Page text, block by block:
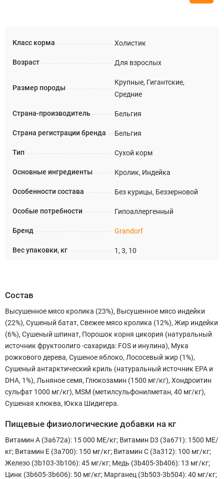
Класс корма Холистик
Возраст Для взрослых
Размер породы
Крупные, Гигантские,
Средние
Страна-производитель Бельгия
Страна регистрации бренда Бельгия
Тип Сухой корм
Основные ингредиенты Кролик, Индейка
Особенности состава Без курицы, Беззерновой
Особые потребности Гипоаллергенный
Бренд Grandorf
Вес упаковки, кг 1, 3, 10
Состав
Высушенное мясо кролика (23%), Высушенное мясо индейки
(22%), Сушеный батат, Свежее мясо кролика (12%), Жир индейки
(6%), Сушеный шпинат, Порошок корня цикория (натуральный
источник фруктоолиго -сахарида: FOS и инулина), Мука
рожкового дерева, Сушеное яблоко, Лососевый жир (1%),
Сушеный антарктический криль (натуральный источник EPA и
DHA, 1%), Льняное семя, Глюкозамин (1500 мг/кг), Хондроитин
сульфат 1000 мг/кг), MSM (метилсульфонилметан, 40 мг/кг),
Сушеная клюква, Юкка Шидигера.
Пищевые физиологические добавки на кг
Витамин А (3a672a): 15 000 МЕ/кг; Витамин D3 (3a671): 1500 МЕ/
кг; Витамин Е (3a700): 150 мг/кг; Витамин С (3a312): 100 мг/кг;
Железо (3b103-3b106): 45 мг/кг; Медь (3b405-3b406): 13 мг/кг;
Цинк (3b605-3b606): 50 мг/кг; Марганец (3b503-3b504): 40 мг/кг;